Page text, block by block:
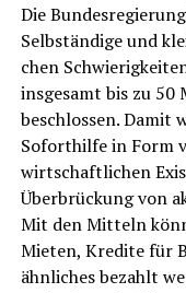
Die
Selb­stän­di­ge und
chen
ins­ge­samt bis zu
beschlos­sen. Damit
Sofort­hil­fe in Form
wirt­schaft­li­chen
Über­brü­ckung von
Mit den Mit­teln
Mie­ten, Kre­di­te für
ähn­li­ches bezahlt